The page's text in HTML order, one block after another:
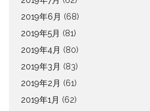
2019年6月 (68)
2019年5月 (81)
2019年4月 (80)
2019年3月 (83)
2019年2月 (61)
2019年1月 (62)